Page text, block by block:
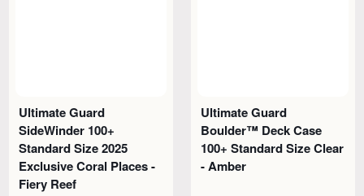
Ultimate Guard
SideWinder 100+
Standard Size 2025
Exclusive Coral Places -
Fiery Reef
Ultimate Guard
Boulder™ Deck Case
100+ Standard Size Clear
- Amber